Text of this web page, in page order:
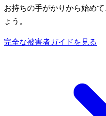
お持ちの手がかりから始め
ょう。
完全な被害者ガイドを見る